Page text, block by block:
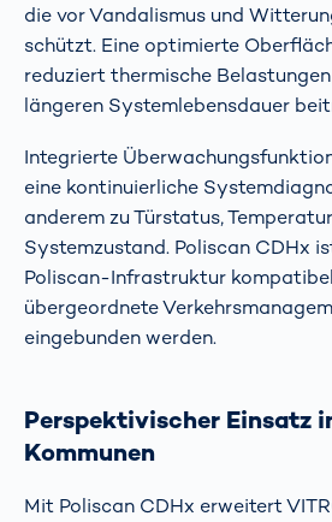
die vor Vandalismus und
schützt. Eine optimierte
reduziert thermische
längeren Systemlebensdauer
Integrierte
eine kontinuierliche
anderem zu Türstatus,
Systemzustand. Poliscan CDHx
Poliscan-Infrastruktur
übergeordnete
eingebunden werden.
Perspektivischer Einsatz
Kommunen
Mit Poliscan CDHx erweitert